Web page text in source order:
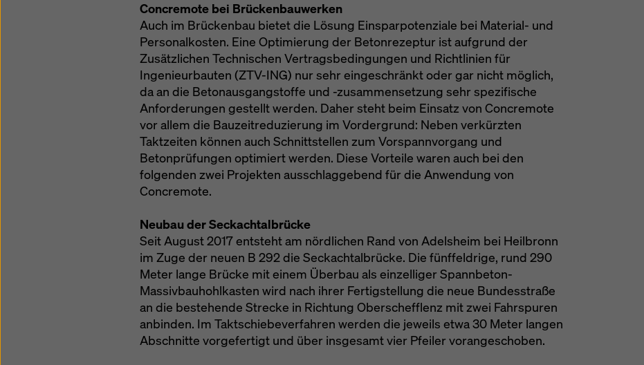
Concremote bei Brückenbauwerken
Auch im Brückenbau bietet die Lösung Einsparpotenziale bei Material- und
Personalkosten. Eine Optimierung der Betonrezeptur ist aufgrund der
Zusätzlichen Technischen Vertragsbedingungen und Richtlinien für
Ingenieurbauten (ZTV-ING) nur sehr eingeschränkt oder gar nicht möglich,
da an die Betonausgangstoffe und -zusammensetzung sehr spezifische
Anforderungen gestellt werden. Daher steht beim Einsatz von Concremote
vor allem die Bauzeitreduzierung im Vordergrund: Neben verkürzten
Taktzeiten können auch Schnittstellen zum Vorspannvorgang und
Betonprüfungen optimiert werden. Diese Vorteile waren auch bei den
folgenden zwei Projekten ausschlaggebend für die Anwendung von
Concremote.
Neubau der Seckachtalbrücke
Seit August 2017 entsteht am nördlichen Rand von Adelsheim bei Heilbronn
im Zuge der neuen B 292 die Seckachtalbrücke. Die fünffeldrige, rund 290
Meter lange Brücke mit einem Überbau als einzelliger Spannbeton-
Massivbauhohlkasten wird nach ihrer Fertigstellung die neue Bundesstraße
an die bestehende Strecke in Richtung Oberschefflenz mit zwei Fahrspuren
anbinden. Im Taktschiebeverfahren werden die jeweils etwa 30 Meter langen
Abschnitte vorgefertigt und über insgesamt vier Pfeiler vorangeschoben.